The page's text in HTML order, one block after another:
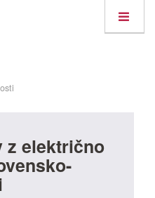
z električno